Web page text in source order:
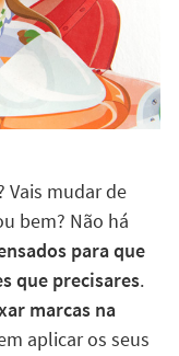
Vais mudar de
bem? Não há
para que
que precisares.
marcas na
aplicar os seus